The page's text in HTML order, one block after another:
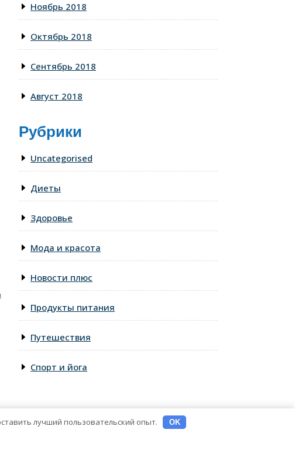
Следующая
запись
Ноябрь 2018
Октябрь 2018
Сентябрь 2018
Август 2018
Рубрики
Uncategorised
Диеты
Здоровье
Мода и красота
Новости плюс
Продукты питания
Путешествия
Спорт и йога
лучший пользовательский опыт. OK